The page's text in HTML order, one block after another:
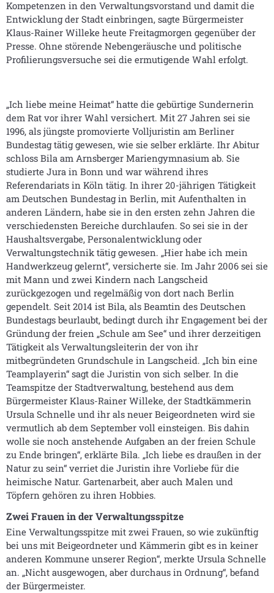
Kompetenzen in den Verwaltungsvorstand und damit die
Entwicklung der Stadt einbringen, sagte Bürgermeister
Klaus-Rainer Willeke heute Freitagmorgen gegenüber der
Presse. Ohne störende Nebengeräusche und politische
Profilierungsversuche sei die ermutigende Wahl erfolgt.
„Ich liebe meine Heimat“ hatte die gebürtige Sundernerin
dem Rat vor ihrer Wahl versichert. Mit 27 Jahren sei sie
1996, als jüngste promovierte Volljuristin am Berliner
Bundestag tätig gewesen, wie sie selber erklärte. Ihr Abitur
schloss Bila am Arnsberger Mariengymnasium ab. Sie
studierte Jura in Bonn und war während ihres
Referendariats in Köln tätig. In ihrer 20-jährigen Tätigkeit
am Deutschen Bundestag in Berlin, mit Aufenthalten in
anderen Ländern, habe sie in den ersten zehn Jahren die
verschiedensten Bereiche durchlaufen. So sei sie in der
Haushaltsvergabe, Personalentwicklung oder
Verwaltungstechnik tätig gewesen. „Hier habe ich mein
Handwerkzeug gelernt“, versicherte sie. Im Jahr 2006 sei sie
mit Mann und zwei Kindern nach Langscheid
zurückgezogen und regelmäßig von dort nach Berlin
gependelt. Seit 2014 ist Bila, als Beamtin des Deutschen
Bundestags beurlaubt, bedingt durch ihr Engagement bei der
Gründung der freien „Schule am See“ und ihrer derzeitigen
Tätigkeit als Verwaltungsleiterin der von ihr
mitbegründeten Grundschule in Langscheid. „Ich bin eine
Teamplayerin“ sagt die Juristin von sich selber. In die
Teamspitze der Stadtverwaltung, bestehend aus dem
Bürgermeister Klaus-Rainer Willeke, der Stadtkämmerin
Ursula Schnelle und ihr als neuer Beigeordneten wird sie
vermutlich ab dem September voll einsteigen. Bis dahin
wolle sie noch anstehende Aufgaben an der freien Schule
zu Ende bringen“, erklärte Bila. „Ich liebe es draußen in der
Natur zu sein“ verriet die Juristin ihre Vorliebe für die
heimische Natur. Gartenarbeit, aber auch Malen und
Töpfern gehören zu ihren Hobbies.
Zwei Frauen in der Verwaltungsspitze
Eine Verwaltungsspitze mit zwei Frauen, so wie zukünftig
bei uns mit Beigeordneter und Kämmerin gibt es in keiner
anderen Kommune unserer Region“, merkte Ursula Schnelle
an. „Nicht ausgewogen, aber durchaus in Ordnung“, befand
der Bürgermeister.